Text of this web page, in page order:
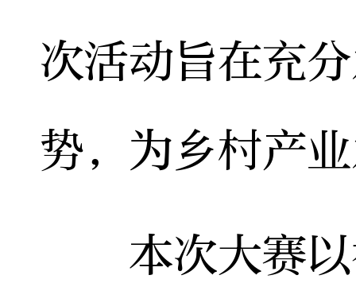
次活动旨在充
势，为乡村产
本次大赛以